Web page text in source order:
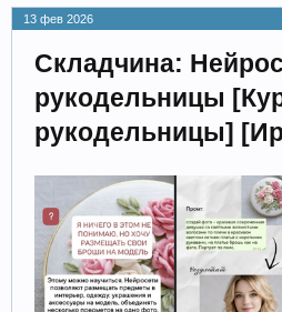
13 фев 2026
Складчина:
рукодельницы
рукодельницы]